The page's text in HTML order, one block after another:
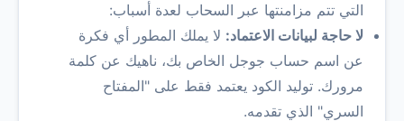
التي تتم مزامنتها عبر السحاب لعدة أسباب:
لا حاجة لبيانات الاعتماد: لا يملك المطور أي فكرة
عن اسم حساب جوجل الخاص بك، ناهيك عن كلمة
مرورك. توليد الكود يعتمد فقط على "المفتاح
السري" الذي تقدمه.